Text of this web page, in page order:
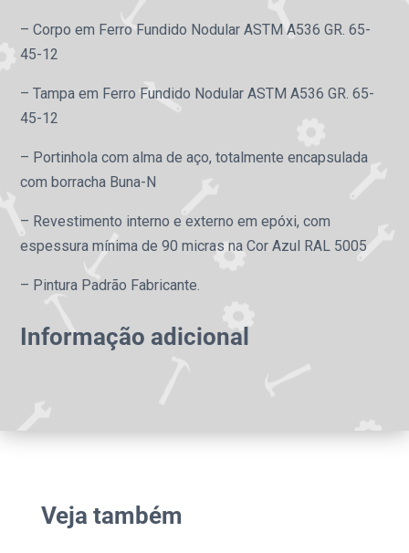
– Corpo em Ferro Fundido Nodular ASTM A536 GR. 65-
45-12
– Tampa em Ferro Fundido Nodular ASTM A536 GR. 65-
45-12
– Portinhola com alma de aço, totalmente encapsulada
com borracha Buna-N
– Revestimento interno e externo em epóxi, com
espessura mínima de 90 micras na Cor Azul RAL 5005
– Pintura Padrão Fabricante.
Informação adicional
Veja também